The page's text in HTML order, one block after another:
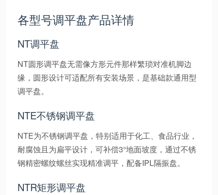
各型号调平盘产品详情
NT调平盘
NT圆形调平盘无需像方形元件那样繁琐对准机脚边
缘，圆形设计可适配所有安装场景，是基础款通用型
调平盘。
NTE不锈钢调平盘
NTE为不锈钢调平盘，特别适用于化工、食品行业，
耐腐蚀且为扁平设计，可补偿3°地面坡度，通过不锈
钢精密螺纹螺丝实现精准调平，配备IPL隔振盘。
NTR矩形调平盘